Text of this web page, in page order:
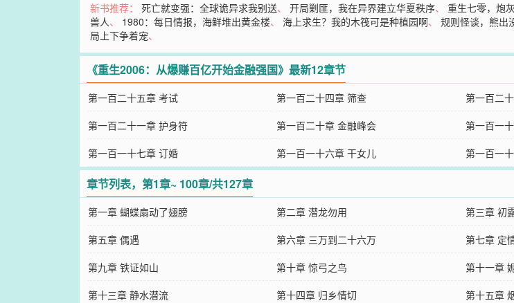
新书推荐：死亡就变强：全球诡异求我别送、开局剿匪，我在异界建立华夏秩序、重生七零，炮
兽人、 1980：每日情报，海鲜堆出黄金楼、海上求生？我的木筏可是种植园啊、规则怪谈，熊出
局上下争着宠、
《重生2006：从爆赚百亿开始金融强国》最新12章节
第一百二十五章 考试 第一百二十四章 筛查 第一百二
第一百二十一章 护身符
第一百二十章 金融峰会 第一百一
第一百一十七章 订婚
第一百一十六章 干女儿 第一百一
章节列表，第1章~ 100章/共127章
第一章 蝴蝶扇动了翅膀 第二章 潜龙勿用 第三章 初
第五章 偶遇
第六章 三万到二十六万 第七章 定
第九章 铁证如山
第十章 惊弓之鸟 第十一章
第十三章 静水潜流
第十四章 归乡情切 第十五章